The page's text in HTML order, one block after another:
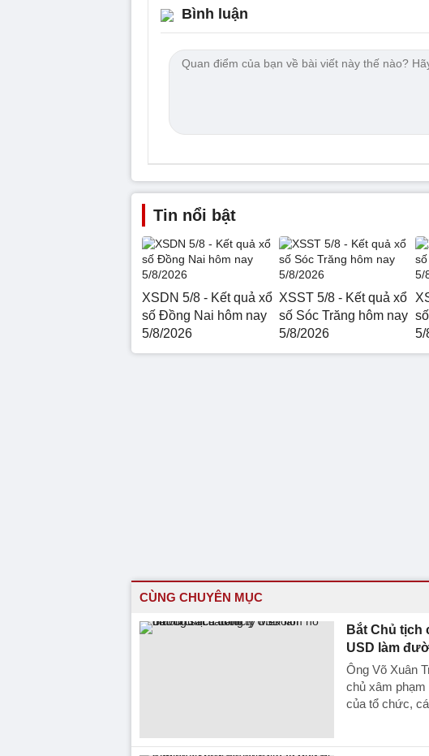
Bình luận
Tin nổi bật
XSDN 5/8 - Kết quả xổ
số Đồng Nai hôm nay
5/8/2026
XSST 5/8 - Kết quả xổ
số Sóc Trăng hôm nay
5/8/2026
5/
CÙNG CHUYÊN MỤC
Bắt Chủ tịch
USD làm
Ông Võ Xuân
chủ xâm
của tổ chức, cá